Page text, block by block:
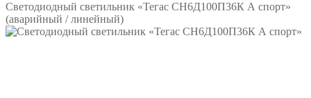
Светодиодный светильник «Тегас СН6Д100П36К А спорт»
(аварийный / линейный)